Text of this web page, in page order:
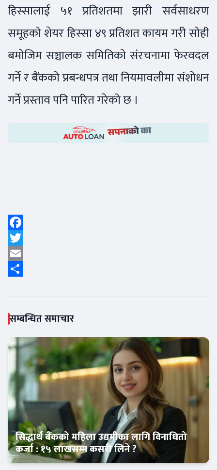
हिस्सालाई ५१ प्रतिशतमा झारी सर्वसाधरण
समूहको शेयर हिस्सा ४९ प्रतिशत कायम गरी सोही
बमोजिम सञ्चालक समितिको संरचनामा फेरवदल
गर्ने र बैंकको प्रबन्धपत्र तथा नियमावलीमा संशोधन
गर्ने प्रस्ताव पनि पारित गरेको छ ।
Facebook
Twitter
Email
सम्बन्धित समाचार
सिद्धार्थ बैंकको महिला उद्यमीका लागि विनाधितो
कर्जा : १५ लाखसम्म कसरी लिने ?